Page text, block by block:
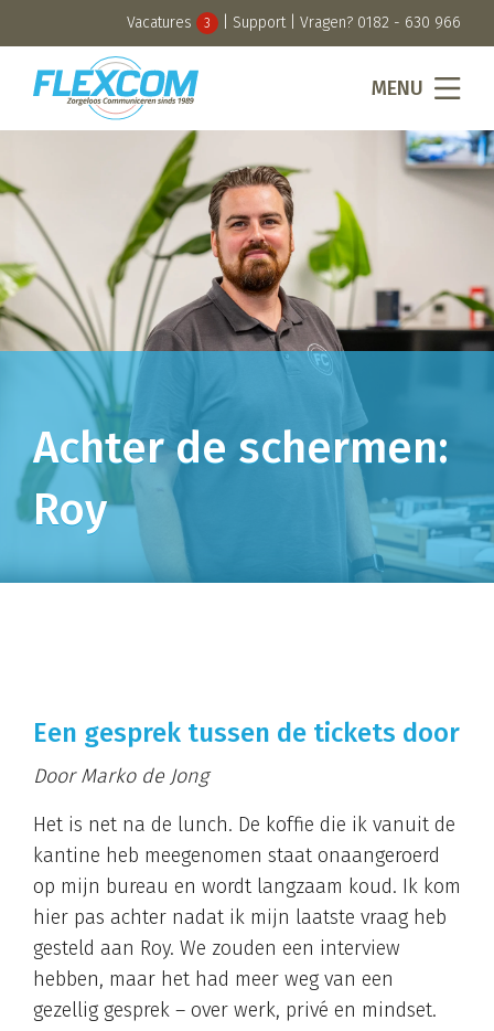
Vacatures 3 Support| Vragen? 0182 - 630 966
MENU
Achter de schermen:
Roy
Een gesprek tussen de tickets door
Door Marko de Jong
Het is net na de lunch. De koffie die ik vanuit de
kantine heb meegenomen staat onaangeroerd
op mijn bureau en wordt langzaam koud. Ik kom
hier pas achter nadat ik mijn laatste vraag heb
gesteld aan Roy. We zouden een interview
hebben, maar het had meer weg van een
gezellig gesprek – over werk, privé en mindset.